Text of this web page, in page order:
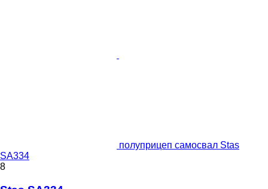
полуприцеп самосвал Stas
SA334
8